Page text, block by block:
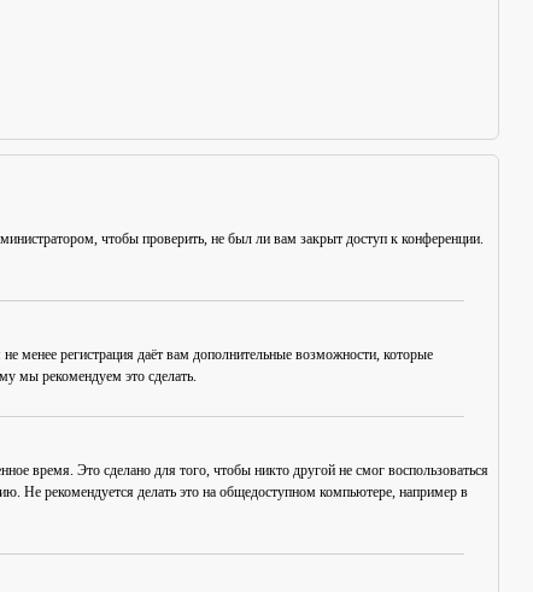
чтобы проверить, не был ли вам закрыт доступ к конференции.
менее регистрация даёт вам дополнительные возможности, которые
мы рекомендуем это сделать.
время. Это сделано для того, чтобы никто другой не смог воспользоваться
Не рекомендуется делать это на общедоступном компьютере, например в